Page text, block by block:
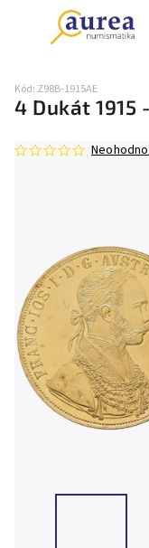
4 Dukát
Kód: Z98B-1915AE